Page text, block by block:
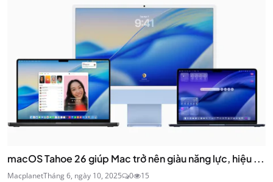
macOS Tahoe 26 giúp Mac trở nên giàu năng lực, hiệu ...
MacplanetTháng 6, ngày 10, 2025 0 15